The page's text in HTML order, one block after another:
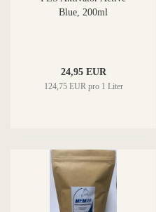
Blue, 200ml
24,95 EUR
124,75 EUR pro 1 Liter